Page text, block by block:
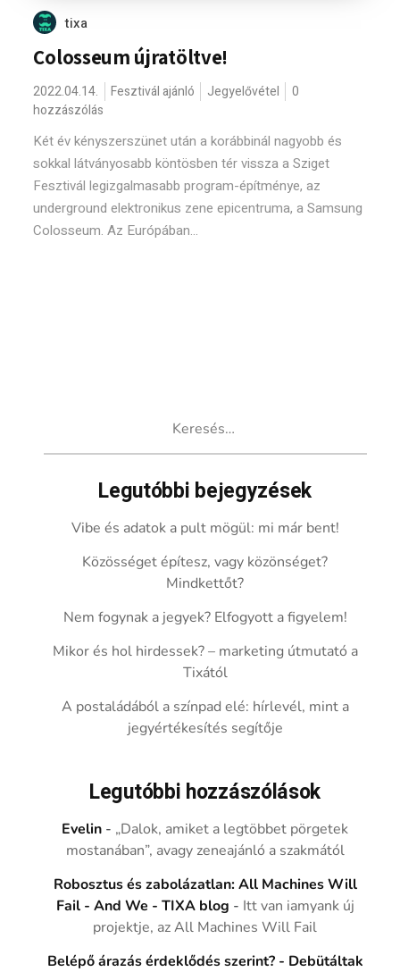
tixa
Colosseum újratöltve!
2022.04.14. Fesztivál ajánló Jegyelővétel
0
hozzászólás
Két év kényszerszünet után a korábbinál nagyobb és
sokkal látványosabb köntösben tér vissza a Sziget
Fesztivál legizgalmasabb program-építménye, az
underground elektronikus zene epicentruma, a Samsung
Colosseum. Az Európában...
Legutóbbi bejegyzések
Vibe és adatok a pult mögül: mi már bent!
Közösséget építesz, vagy közönséget?
Mindkettőt?
Nem fogynak a jegyek? Elfogyott a figyelem!
Mikor és hol hirdessek? – marketing útmutató a
Tixától
A postaládából a színpad elé: hírlevél, mint a
jegyértékesítés segítője
Legutóbbi hozzászólások
Evelin - „Dalok, amiket a legtöbbet pörgetek
mostanában”, avagy zeneajánló a szakmától
Robosztus és zabolázatlan: All Machines Will
Fail - And We - TIXA blog - Itt van iamyank új
projektje, az All Machines Will Fail
Belépő árazás érdeklődés szerint? - Debütáltak